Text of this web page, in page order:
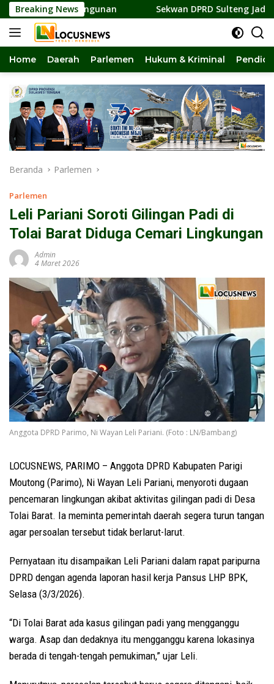
Langsung
ke
konten
Breaking News
Pembangunan Sekwan DPRD Sulteng Jadi Pengurus
Home Daerah Parlemen Hukum & Kriminal
Beranda Parlemen
Parlemen
Leli Pariani Soroti Gilingan Padi di
Tolai Barat Diduga Cemari Lingkungan
Admin
4 Maret 2026
Anggota DPRD Parimo, Ni Wayan Leli Pariani. (Foto : LN/Bambang)
LOCUSNEWS, PARIMO – Anggota DPRD Kabupaten Parigi
Moutong (Parimo), Ni Wayan Leli Pariani, menyoroti dugaan
pencemaran lingkungan akibat aktivitas gilingan padi di Desa
Tolai Barat. Ia meminta pemerintah daerah segera turun tangan
agar persoalan tersebut tidak berlarut-larut.
Pernyataan itu disampaikan Leli Pariani dalam rapat paripurna
DPRD dengan agenda laporan hasil kerja Pansus LHP BPK,
Selasa (3/3/2026).
“Di Tolai Barat ada kasus gilingan padi yang mengganggu
warga. Asap dan dedaknya itu mengganggu karena lokasinya
berada di tengah-tengah pemukiman,” ujar Leli.